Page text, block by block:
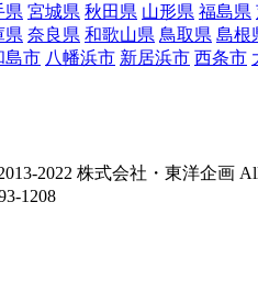
県 宮城県 秋田県 山形県 福島県
県 奈良県 和歌山県 鳥取県 島根
島市 八幡浜市 新居浜市 西条市
2022 株式会社・東洋企画 All
1208